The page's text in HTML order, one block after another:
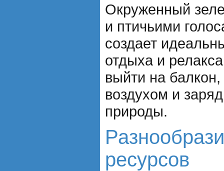
Окруженный
и птичьими
создает
отдыха и
выйти на
воздухом и
природы.
ресурсов